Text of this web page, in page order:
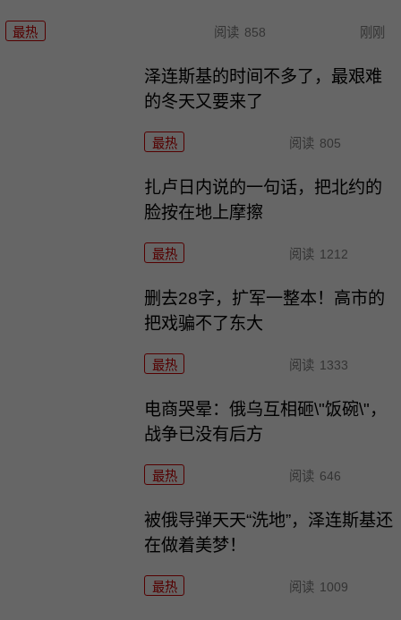
最热 阅读 858 刚刚
泽连斯基的时间不多了，最艰难
的冬天又要来了
最热 阅读 805
扎卢日内说的一句话，把北约的
脸按在地上摩擦
最热 阅读 1212
删去28字，扩军一整本！高市的
把戏骗不了东大
最热 阅读 1333
电商哭晕：俄乌互相砸\"饭碗\"，
战争已没有后方
最热 阅读 646
被俄导弹天天“洗地”，泽连斯基还
在做着美梦！
最热 阅读 1009